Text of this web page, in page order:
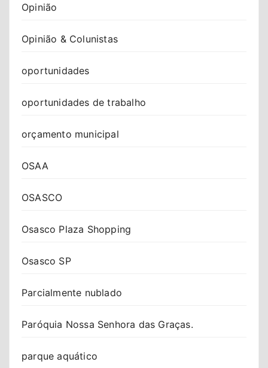
Opinião
Opinião & Colunistas
oportunidades
oportunidades de trabalho
orçamento municipal
OSAA
OSASCO
Osasco Plaza Shopping
Osasco SP
Parcialmente nublado
Paróquia Nossa Senhora das Graças.
parque aquático